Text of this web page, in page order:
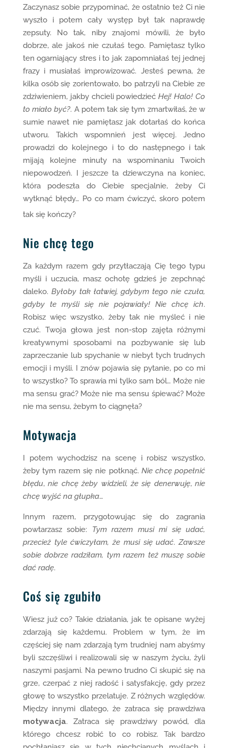
Zaczynasz sobie przypominać, że ostatnio też Ci nie
wyszło i potem cały występ był tak naprawdę
zepsuty. No tak, niby znajomi mówili, że było
dobrze, ale jakoś nie czułaś tego. Pamiętasz tylko
ten ogarniający stres i to jak zapomniałaś tej jednej
frazy i musiałaś improwizować. Jesteś pewna, że
kilka osób się zorientowało, bo patrzyli na Ciebie ze
zdziwieniem, jakby chcieli powiedziećHej! Halo! Co
to miało być?. A potem tak się tym zmartwiłaś, że w
sumie nawet nie pamiętasz jak dotarłaś do końca
utworu. Takich wspomnień jest więcej. Jedno
prowadzi do kolejnego i to do następnego i tak
mijają kolejne minuty na wspominaniu Twoich
niepowodzeń. I jeszcze ta dziewczyna na koniec,
która podeszła do Ciebie specjalnie, żeby Ci
wytknąć błędy… Po co mam ćwiczyć, skoro potem
tak się kończy?
Nie chcę tego
Za każdym razem gdy przytłaczają Cię tego typu
myśli i uczucia, masz ochotę gdzieś je zepchnąć
daleko. Byłoby tak łatwiej, gdybym tego nie czuła,
gdyby te myśli się nie pojawiały! Nie chcę ich.
Robisz więc wszystko, żeby tak nie myśleć i nie
czuć. Twoja głowa jest non-stop zajęta różnymi
kreatywnymi sposobami na pozbywanie się lub
zaprzeczanie lub spychanie w niebyt tych trudnych
emocji i myśli. I znów pojawia się pytanie, po co mi
to wszystko? To sprawia mi tylko sam ból… Może nie
ma sensu grać? Może nie ma sensu śpiewać? Może
nie ma sensu, żebym to ciągnęła?
Motywacja
I potem wychodzisz na scenę i robisz wszystko,
żeby tym razem się nie potknąć. Nie chcę popełnić
błędu,nie chcę żeby widzieli, że się denerwuję,nie
chcę wyjść na głupka…
Innym razem, przygotowując się do zagrania
powtarzasz sobie: Tym razem musi mi się udać,
przecież tyle ćwiczyłam, że musi się udać.Zawsze
sobie dobrze radziłam, tym razem też muszę sobie
dać radę.
Coś się zgubiło
Wiesz już co? Takie działania, jak te opisane wyżej
zdarzają się każdemu. Problem w tym, że im
częściej się nam zdarzają tym trudniej nam abyśmy
byli szczęśliwi i realizowali się w naszym życiu, żyli
naszymi pasjami. Na pewno trudno Ci skupić się na
grze, czerpać z niej radość i satysfakcję, gdy przez
głowę to wszystko przelatuje. Z różnych względów.
Między innymi dlatego, że zatraca się prawdziwa
motywacja. Zatraca się prawdziwy powód, dla
którego chcesz robić to co robisz. Tak bardzo